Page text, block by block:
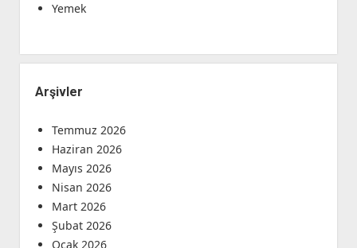
Yemek
Arşivler
Temmuz 2026
Haziran 2026
Mayıs 2026
Nisan 2026
Mart 2026
Şubat 2026
Ocak 2026